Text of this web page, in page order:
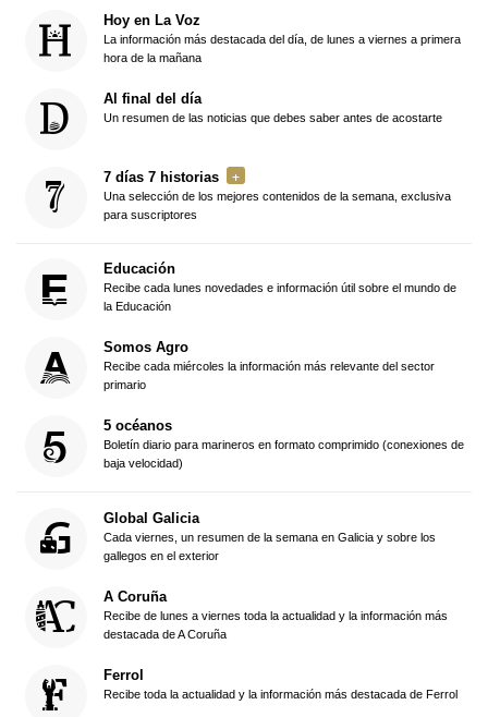
Hoy en La Voz
La información más destacada del día, de lunes a viernes a primera
hora de la mañana
Al final del día
Un resumen de las noticias que debes saber antes de acostarte
7 días 7 historias
Una selección de los mejores contenidos de la semana, exclusiva
para suscriptores
Educación
Recibe cada lunes novedades e información útil sobre el mundo de
la Educación
Somos Agro
Recibe cada miércoles la información más relevante del sector
primario
5 océanos
Boletín diario para marineros en formato comprimido (conexiones de
baja velocidad)
Global Galicia
Cada viernes, un resumen de la semana en Galicia y sobre los
gallegos en el exterior
A Coruña
Recibe de lunes a viernes toda la actualidad y la información más
destacada de A Coruña
Ferrol
Recibe toda la actualidad y la información más destacada de Ferrol